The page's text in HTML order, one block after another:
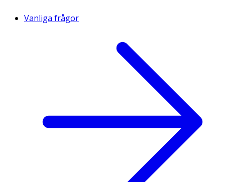
Vanliga frågor